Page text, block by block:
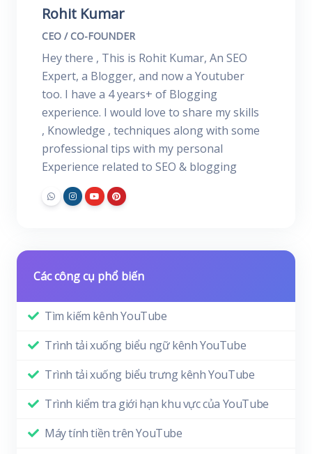
Rohit Kumar
CEO / CO-FOUNDER
Hey there , This is Rohit Kumar, An SEO
Expert, a Blogger, and now a Youtuber
too. I have a 4 years+ of Blogging
experience. I would love to share my skills
, Knowledge , techniques along with some
professional tips with my personal
Experience related to SEO & blogging
Các công cụ phổ biến
Tìm kiếm kênh YouTube
Trình tải xuống biểu ngữ kênh YouTube
Trình tải xuống biểu trưng kênh YouTube
Trình kiểm tra giới hạn khu vực của YouTube
Máy tính tiền trên YouTube